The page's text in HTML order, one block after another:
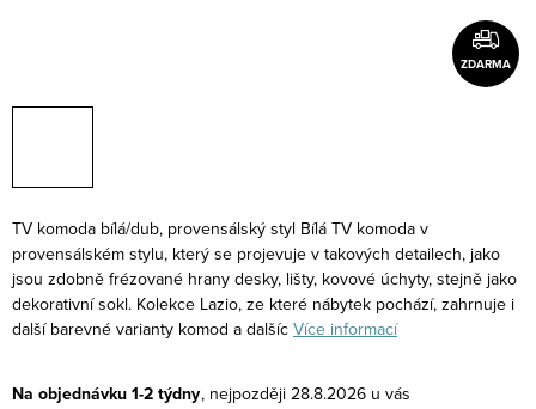
ZDARMA
TV komoda bílá/dub, provensálský styl Bílá TV komoda v
provensálském stylu, který se projevuje v takových detailech, jako
jsou zdobně frézované hrany desky, lišty, kovové úchyty, stejně jako
dekorativní sokl. Kolekce Lazio, ze které nábytek pochází, zahrnuje i
další barevné varianty komod a dalšíc Více informací
Na objednávku 1-2 týdny 28.8.2026